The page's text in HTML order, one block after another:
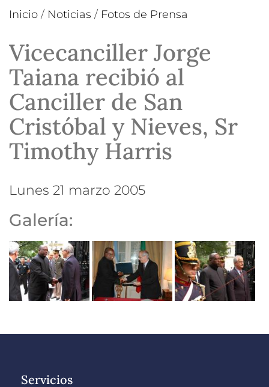
Inicio / Noticias / Fotos de Prensa
Vicecanciller Jorge
Taiana recibió al
Canciller de San
Cristóbal y Nieves, Sr
Timothy Harris
lunes 21 marzo 2005
Galería:
Servicios